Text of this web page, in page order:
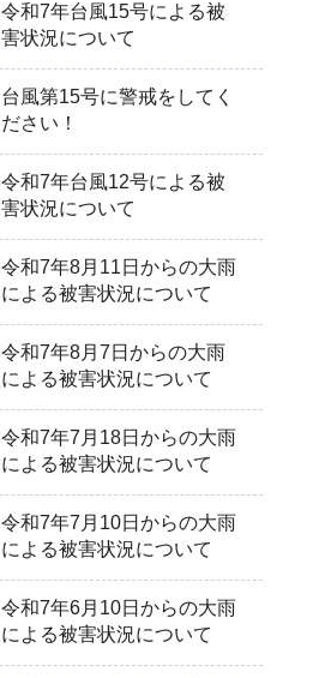
令和7年台風15号による被
害状況について
台風第15号に警戒をしてく
ださい！
令和7年台風12号による被
害状況について
令和7年8月11日からの大雨
による被害状況について
令和7年8月7日からの大雨
による被害状況について
令和7年7月18日からの大雨
による被害状況について
令和7年7月10日からの大雨
による被害状況について
令和7年6月10日からの大雨
による被害状況について